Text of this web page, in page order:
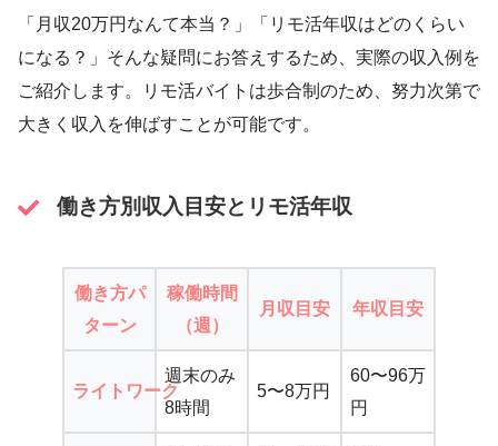
「月収20万円なんて本当？」「リモ活年収はどのくらい
になる？」そんな疑問にお答えするため、実際の収入例を
ご紹介します。リモ活バイトは歩合制のため、努力次第で
大きく収入を伸ばすことが可能です。
働き方別収入目安とリモ活年収
働き方パ
ターン
稼働時間
（週）
月収目安 年収目安
ライトワーク
週末のみ
8時間
5〜8万円
60〜96万
円